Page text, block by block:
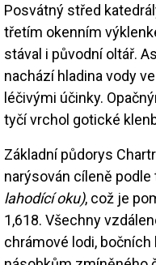
Posvátný střed
třetím okenním
stával i původní oltář.
nachází hladina vody
léčivými účinky.
tyčí vrchol gotické
Základní půdorys
narýsován cíleně
lahodící oku), což je
1,618. Všechny
chrámové lodi,